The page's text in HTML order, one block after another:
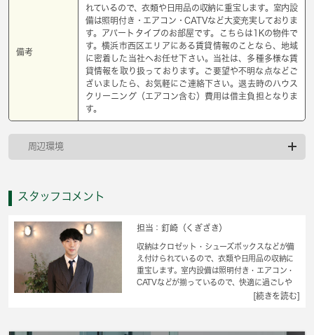
備考
れているので、衣類や日用品の収納に重宝します。室内設
備は照明付き・エアコン・CATVなど大変充実しておりま
す。アパートタイプのお部屋です。こちらは1Kの物件で
す。横浜市西区エリアにある賃貸情報のことなら、地域
に密着した当社へお任せ下さい。当社は、多種多様な賃
貸情報を取り扱っております。ご要望や不明な点などご
ざいましたら、お気軽にご連絡下さい。退去時のハウス
クリーニング（エアコン含む）費用は借主負担となりま
す。
周辺環境
スタッフコメント
担当：釘崎（くぎざき）
収納はクロゼット・シューズボックスなどが備
え付けられているので、衣類や日用品の収納に
重宝します。室内設備は照明付き・エアコン・
CATVなどが揃っているので、快適に過ごしや
すいお部屋になります。ロフト付きアパート
角から日光を採り入れることができます。あこ
[続きを読む]